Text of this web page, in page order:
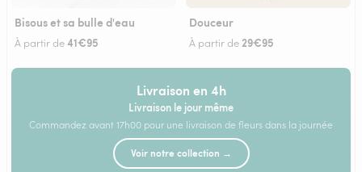
Bisous et sa bulle d'eau
À partir de41€95
Douceur
À partir de 29€95
Livraison en 4h
Livraison le jour même
Commandez avant 17h00 pour une livraison de fleurs dans la journée
Voir notre collection →